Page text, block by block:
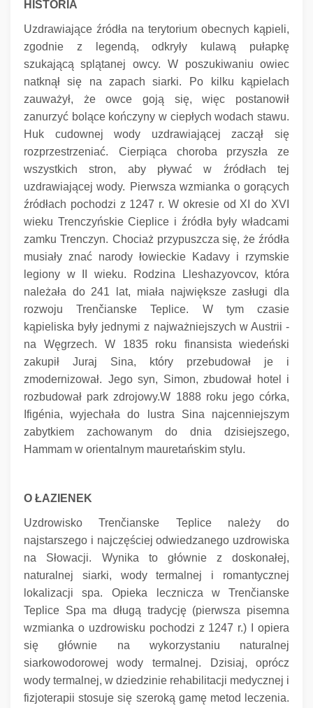
HISTORIA
Uzdrawiające źródła na terytorium obecnych kąpieli,
zgodnie z legendą, odkryły kulawą pułapkę
szukającą splątanej owcy.
W poszukiwaniu owiec
natknął się na zapach siarki.
Po kilku kąpielach
zauważył, że owce goją się, więc postanowił
zanurzyć bolące kończyny w ciepłych wodach stawu.
Huk cudownej wody uzdrawiającej zaczął się
rozprzestrzeniać.
Cierpiąca choroba przyszła ze
wszystkich stron, aby pływać w źródłach tej
uzdrawiającej wody. Pierwsza wzmianka o gorących
źródłach pochodzi z 1247 r. W okresie od XI do XVI
wieku Trenczyńskie Cieplice i źródła były władcami
zamku Trenczyn. Chociaż przypuszcza się, że źródła
musiały znać narody łowieckie Kadavy i rzymskie
legiony w II wieku.
Rodzina Lleshazyovcov, która
należała do 241 lat, miała największe zasługi dla
rozwoju Trenčianske Teplice.
W tym czasie
kąpieliska były jednymi z najważniejszych w Austrii -
na Węgrzech.
W 1835 roku finansista wiedeński
zakupił Juraj Sina, który przebudował je i
zmodernizował. Jego syn, Simon, zbudował hotel i
rozbudował park zdrojowy.W 1888 roku jego córka,
Ifigénia, wyjechała do lustra Sina najcenniejszym
zabytkiem zachowanym do dnia dzisiejszego,
Hammam w orientalnym mauretańskim stylu.
O ŁAZIENEK
Uzdrowisko Trenčianske Teplice należy do
najstarszego i najczęściej odwiedzanego uzdrowiska
na Słowacji.
Wynika to głównie z doskonałej,
naturalnej siarki, wody termalnej i romantycznej
lokalizacji spa.
Opieka lecznicza w Trenčianske
Teplice Spa ma długą tradycję (pierwsza pisemna
wzmianka o uzdrowisku pochodzi z 1247 r.) I opiera
się głównie na wykorzystaniu naturalnej
siarkowodorowej wody termalnej.
Dzisiaj, oprócz
wody termalnej, w dziedzinie rehabilitacji medycznej i
fizjoterapii stosuje się szeroką gamę metod leczenia.